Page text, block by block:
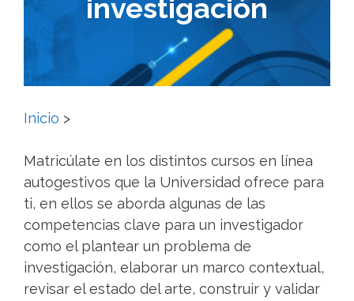
investigación
Inicio >
Matricúlate en los distintos cursos en línea
autogestivos que la Universidad ofrece para
ti, en ellos se aborda algunas de las
competencias clave para un investigador
como el plantear un problema de
investigación, elaborar un marco contextual,
revisar el estado del arte, construir y validar